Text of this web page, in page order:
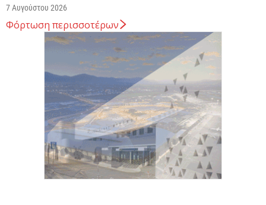
7 Αυγούστου 2026
Υποχώρησε στο 3,4% ο πληθωρισμός τον Ιούλιο
«Γιατί οι Τούρκοι συρρέουν στα ελληνικά νησιά;»
7 Αυγούστου 2026
Αναρτήθηκε o διαγωνισμός για την ανάπλαση της
ΔΕΘ (φωτογραφίες)
7 Αυγούστου 2026
Φόρτωση περισσοτέρων